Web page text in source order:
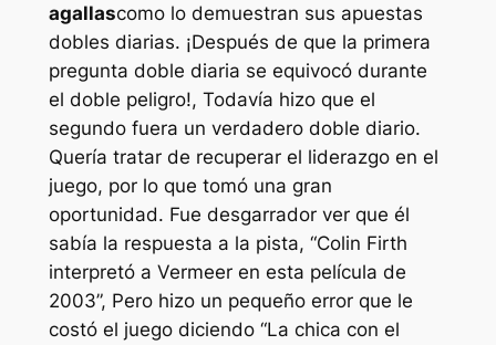
agallascomo lo demuestran sus apuestas
dobles diarias. ¡Después de que la primera
pregunta doble diaria se equivocó durante
el doble peligro!, Todavía hizo que el
segundo fuera un verdadero doble diario.
Quería tratar de recuperar el liderazgo en el
juego, por lo que tomó una gran
oportunidad. Fue desgarrador ver que él
sabía la respuesta a la pista, “Colin Firth
interpretó a Vermeer en esta película de
2003”, Pero hizo un pequeño error que le
costó el juego diciendo “La chica con el